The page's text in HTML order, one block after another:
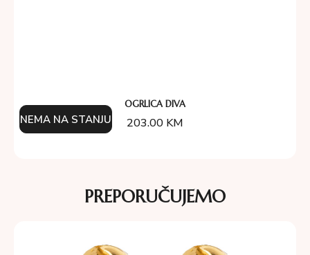
OGRLICA DIVA
203.00 KM
NEMA NA STANJU
PREPORUČUJEMO